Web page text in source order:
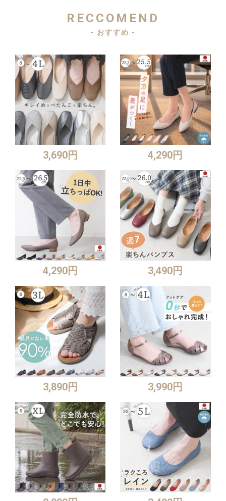
RECCOMEND
- おすすめ -
3,690円 4,290円
4,290円 3,490円
3,890円 3,990円